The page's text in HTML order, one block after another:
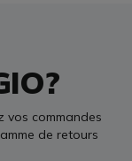
vos commandes
de retours